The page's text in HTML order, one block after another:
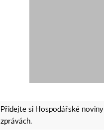
Přidejte si Hospodářské noviny
zprávách.